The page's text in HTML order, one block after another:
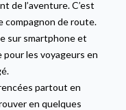
de l’aventure. C’est
compagnon de route.
sur smartphone et
les voyageurs en
partout en
en quelques